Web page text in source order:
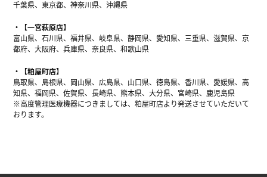
千葉県、東京都、神奈川県、沖縄県
【一宮萩原店】
富山県、石川県、福井県、岐阜県、静岡県、愛知県、三重県、滋賀県、京
都府、大阪府、兵庫県、奈良県、和歌山県
【粕屋町店】
鳥取県、島根県、岡山県、広島県、山口県、徳島県、香川県、愛媛県、高
知県、福岡県、佐賀県、長崎県、熊本県、大分県、宮崎県、鹿児島県
※高度管理医療機器につきましては、粕屋町店より発送させていただいて
おります。